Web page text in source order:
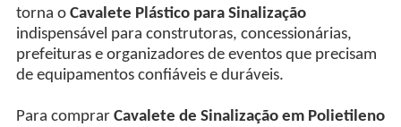
torna o Cavalete Plástico para Sinalização
indispensável para construtoras, concessionárias,
prefeituras e organizadores de eventos que precisam
de equipamentos confiáveis e duráveis.
Para comprar Cavalete de Sinalização em Polietileno